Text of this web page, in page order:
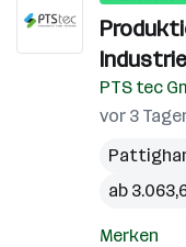
PTS tec
vor 3
ab
Merken